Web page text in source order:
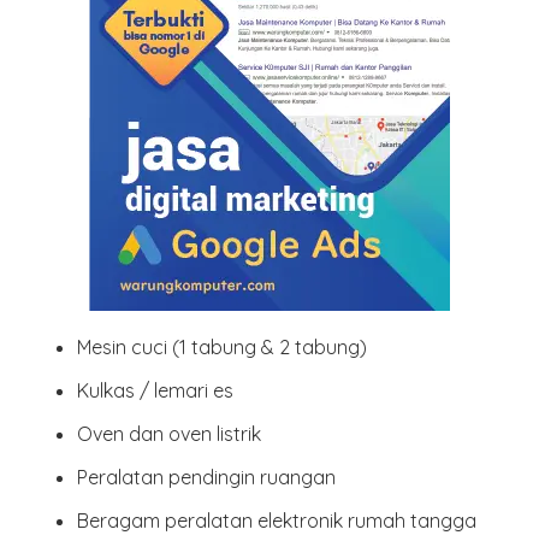
Mesin cuci (1 tabung & 2 tabung)
Kulkas / lemari es
Oven dan oven listrik
Peralatan pendingin ruangan
Beragam peralatan elektronik rumah tangga